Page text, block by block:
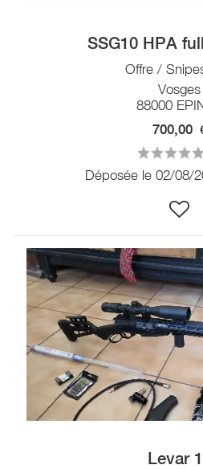
SSG10 HPA
Offre /
Vosges
88000
700,00
Déposée le 02/08/
Levar